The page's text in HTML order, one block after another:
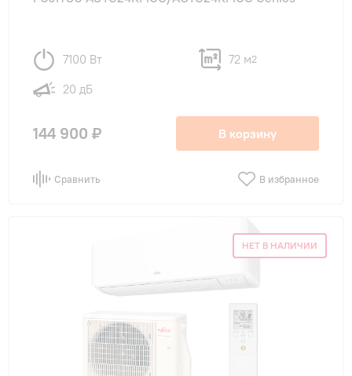
7100 Вт 72 м2
20 дБ
144 900 ₽ В корзину
Сравнить В избранное
НЕТ В НАЛИЧИИ